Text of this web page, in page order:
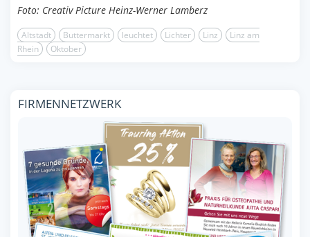
Foto: Creativ Picture Heinz-Werner Lamberz
Altstadt Buttermarkt leuchtet Lichter Linz
Linz am
Rhein
Oktober
FIRMENNETZWERK